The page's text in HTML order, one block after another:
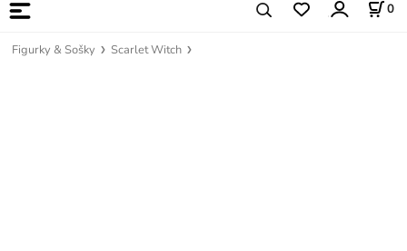
0
Figurky & Sošky Scarlet Witch